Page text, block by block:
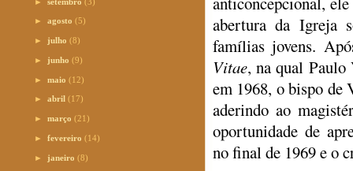
►agosto(5)
► julho(8)
► junho(9)
►maio(12)
►abril(17)
►março(21)
►fevereiro(14)
► janeiro(8)
abertura da Igreja
famílias jovens.
Vitae, na qual
em 1968, o bispo de
aderindo ao
oportunidade de
no final de 1969 e o